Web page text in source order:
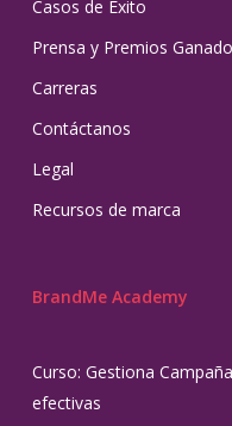
Casos de Éxito
Prensa y Premios
Carreras
Contáctanos
Legal
Recursos de marca
BrandMe Academy
Curso: Gestiona
efectivas